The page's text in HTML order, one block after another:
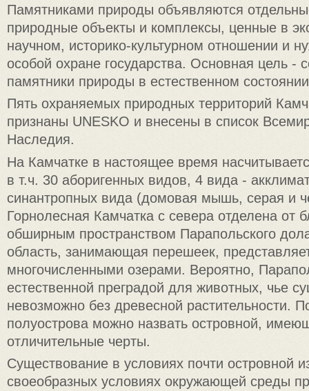
Памятниками природы объявляются
природные объекты и комплексы, ценные в
научном, историко-культурном отношении и
особой охране государства. Основная цель -
памятники природы в естественном
Пять охраняемых природных территорий
признаны UNESKO и внесены в список
Наследия.
На Камчатке в настоящее время
в т.ч. 30 аборигенных видов, 4 вида -
синантропных вида (домовая мышь, серая и
Горнолесная Камчатка с севера отделена от
обширным пространством Парапольского
область, занимающая перешеек,
многочисленными озерами. Вероятно,
естественной преградой для животных, чье
невозможно без древесной растительности.
полуострова можно назвать островной,
отличительные черты.
Существование в условиях почти островной
своеобразных условиях окружающей среды